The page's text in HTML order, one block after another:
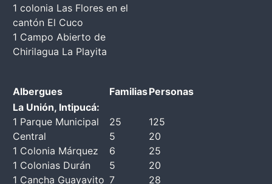
1 colonia Las Flores en el
cantón El Cuco
1 Campo Abierto de
Chirilagua La Playita
Albergues FamiliasPersonas
La Unión, Intipucá:
1 Parque Municipal
Central
1 Colonia Márquez
1 Colonias Durán
1 Cancha Guayavito
25
5
6
5
7
125
20
25
20
28